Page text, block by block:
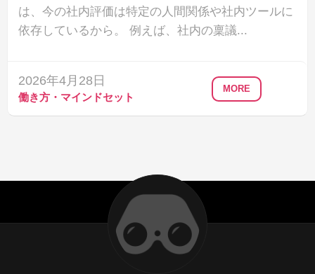
は、今の社内評価は特定の人間関係や社内ツールに
依存しているから。 例えば、社内の稟議...
2026年4月28日
働き方・マインドセット
MORE